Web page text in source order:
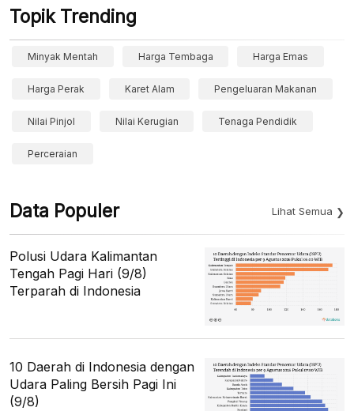
Topik Trending
Minyak Mentah Harga Tembaga Harga Emas
Harga Perak Karet Alam Pengeluaran Makanan
Nilai Pinjol Nilai Kerugian Tenaga Pendidik
Perceraian
Data Populer Lihat Semua
Polusi Udara Kalimantan
Tengah Pagi Hari (9/8)
Terparah di Indonesia
10 Daerah di Indonesia dengan
Udara Paling Bersih Pagi Ini
(9/8)